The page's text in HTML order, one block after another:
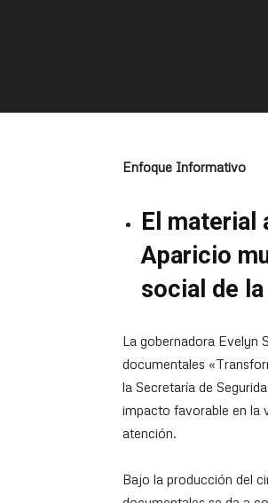
Enfoque Informativo
El material
Aparicio
social de
La gobernadora Evelyn
documentales
la Secretaría de
impacto favorable en la
atención.
Bajo la producción del